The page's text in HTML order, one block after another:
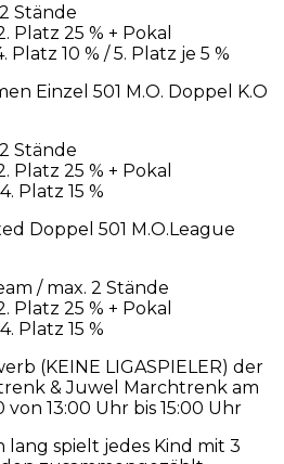
Stände
Platz 25 % + Pokal
Platz 10 % / 5. Platz je 5 %
Einzel 501 M.O. Doppel K.O
Stände
Platz 25 % + Pokal
Platz 15 %
Doppel 501 M.O.League
/ max. 2 Stände
Platz 25 % + Pokal
Platz 15 %
(KEINE LIGASPIELER) der
& Juwel Marchtrenk am
13:00 Uhr bis 15:00 Uhr
lang spielt jedes Kind mit 3